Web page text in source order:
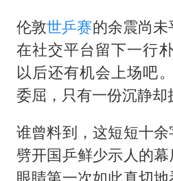
伦敦世乒赛的余震尚
在社交平台留下一行
以后还有机会上场吧
委屈，只有一份沉静却
谁曾料到，这短短十
劈开国乒鲜少示人的